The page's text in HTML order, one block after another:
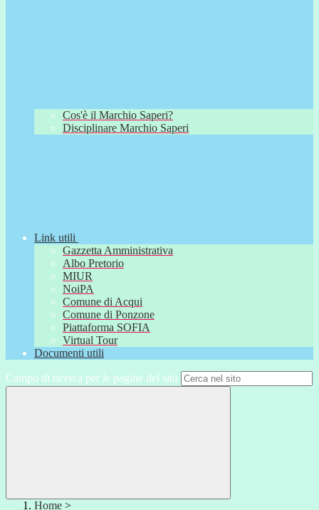
Cos'è il Marchio Saperi?
Disciplinare Marchio Saperi
Link utili
Gazzetta Amministrativa
Albo Pretorio
MIUR
NoiPA
Comune di Acqui
Comune di Ponzone
Piattaforma SOFIA
Virtual Tour
Documenti utili
Campo di ricerca per le pagine del sito
Home >